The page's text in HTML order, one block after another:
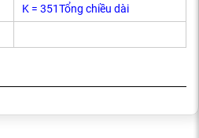
K = 351Tổng chiều dài